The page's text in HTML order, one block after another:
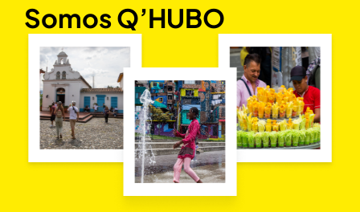
Somos Q’HUBO